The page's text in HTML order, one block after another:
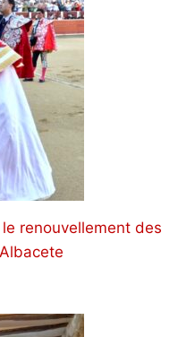
renouvellement des